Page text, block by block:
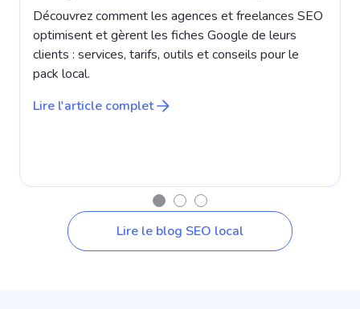
Découvrez comment les agences et freelances SEO
optimisent et gèrent les fiches Google de leurs
clients : services, tarifs, outils et conseils pour le
pack local.
Lire l'article complet
Lire le blog SEO local